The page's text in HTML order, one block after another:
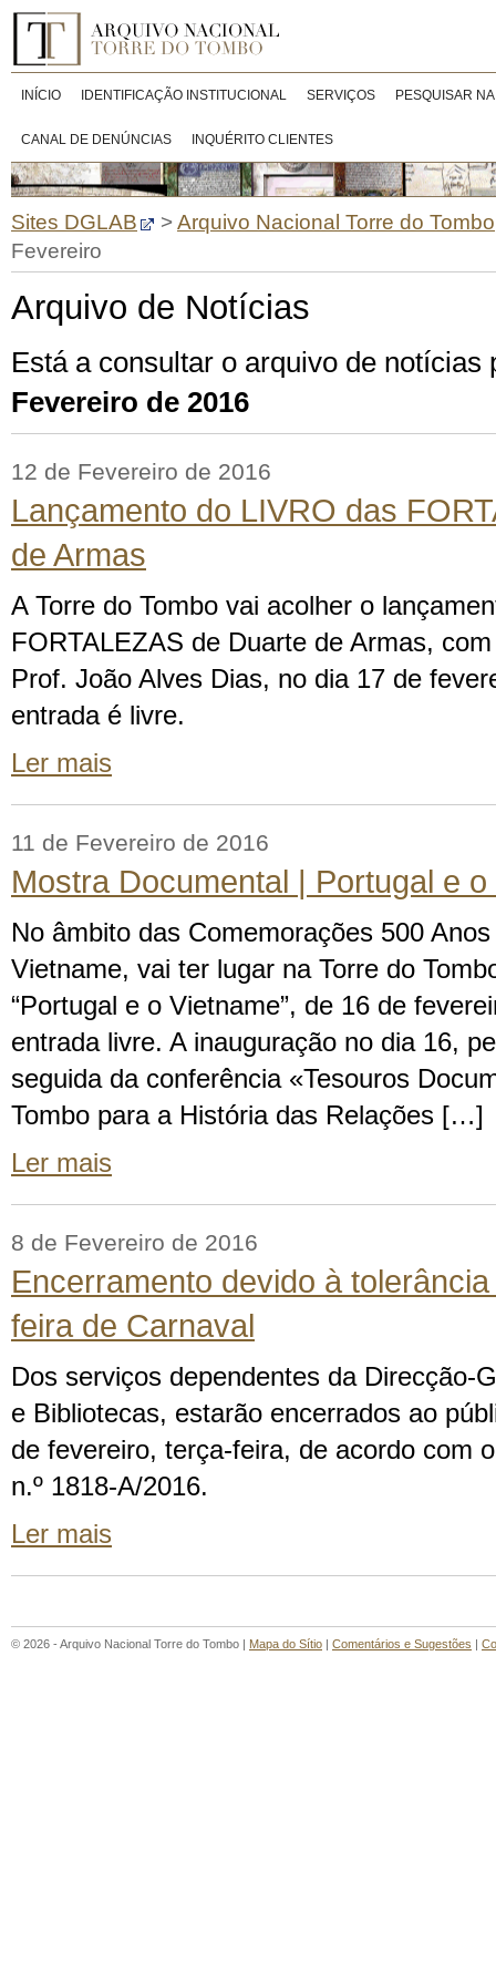
INÍCIO IDENTIFICAÇÃO INSTITUCIONAL SERVIÇOS PESQUISAR
CANAL DE DENÚNCIAS INQUÉRITO CLIENTES
Sites DGLAB >Arquivo Nacional Torre do Tombo
Fevereiro
Arquivo de Notícias
Está a consultar o arquivo de notícias
Fevereiro de 2016
12 de Fevereiro de 2016
Lançamento do LIVRO das
de Armas
A Torre do Tombo vai acolher o
FORTALEZAS de Duarte de Armas,
Prof. João Alves Dias, no dia 17 de
entrada é livre.
Ler mais
11 de Fevereiro de 2016
Mostra Documental | Portugal e o
No âmbito das Comemorações 500
Vietname, vai ter lugar na Torre do
“Portugal e o Vietname”, de 16 de
entrada livre. A inauguração no dia 16,
seguida da conferência «Tesouros
Tombo para a História das Relações […]
Ler mais
8 de Fevereiro de 2016
Encerramento devido à
feira de Carnaval
Dos serviços dependentes da Direcção-
e Bibliotecas, estarão encerrados ao
de fevereiro, terça-feira, de acordo com
n.º 1818-A/2016.
Ler mais
© 2026 - Arquivo Nacional Torre do Tombo | Mapa do Sítio | Comentários e Sugestões |